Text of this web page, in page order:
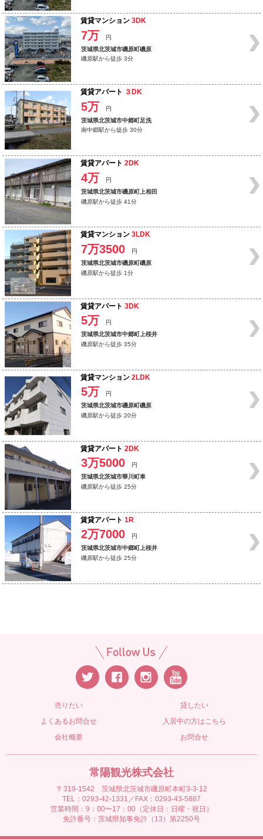
賃貸マンション 3DK
7万
円
茨城県北茨城市磯原町磯原
磯原駅から徒歩 3分
賃貸アパート ３DK
5万
円
茨城県北茨城市中郷町足洗
南中郷駅から徒歩 30分
賃貸アパート 2DK
4万
円
茨城県北茨城市磯原町上相田
磯原駅から徒歩 41分
賃貸マンション 3LDK
7万3500
円
茨城県北茨城市磯原町磯原
磯原駅から徒歩 1分
賃貸アパート 3DK
5万
円
茨城県北茨城市中郷町上桜井
磯原駅から徒歩 35分
賃貸マンション 2LDK
5万
円
茨城県北茨城市磯原町磯原
磯原駅から徒歩 20分
賃貸アパート 2DK
3万5000
円
茨城県北茨城市華川町車
磯原駅から徒歩 25分
賃貸アパート 1R
2万7000
円
茨城県北茨城市中郷町上桜井
磯原駅から徒歩 25分
売りたい
貸したい
よくあるお問合せ
入居中の方はこちら
会社概要
お問合せ
常陽観光株式会社
〒319-1542 茨城県北茨城市磯原町本町3-3-12
TEL：0293-42-1331／FAX：0293-43-5887
営業時間：9：00〜17：00（定休日：日曜・祝日）
免許番号：茨城県知事免許（13）第2250号